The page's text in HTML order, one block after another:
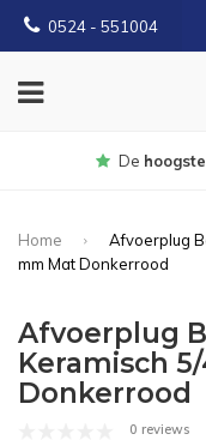
0524 - 551004
Home
Afvoerplug
mm Mat Donkerrood
Afvoerplug
Keramisch
Donkerrood
0 reviews